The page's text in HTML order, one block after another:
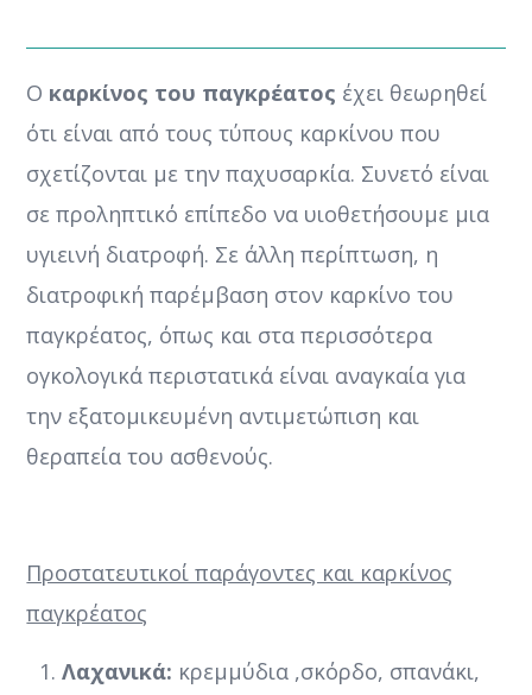
Ο καρκίνος του παγκρέατος έχει θεωρηθεί
ότι είναι από τους τύπους καρκίνου που
σχετίζονται με την παχυσαρκία. Συνετό είναι
σε προληπτικό επίπεδο να υιοθετήσουμε μια
υγιεινή διατροφή. Σε άλλη περίπτωση, η
διατροφική παρέμβαση στον καρκίνο του
παγκρέατος, όπως και στα περισσότερα
ογκολογικά περιστατικά είναι αναγκαία για
την εξατομικευμένη αντιμετώπιση και
θεραπεία του ασθενούς.
Προστατευτικοί παράγοντες και καρκίνος
παγκρέατος
Λαχανικά: κρεμμύδια ,σκόρδο, σπανάκι,